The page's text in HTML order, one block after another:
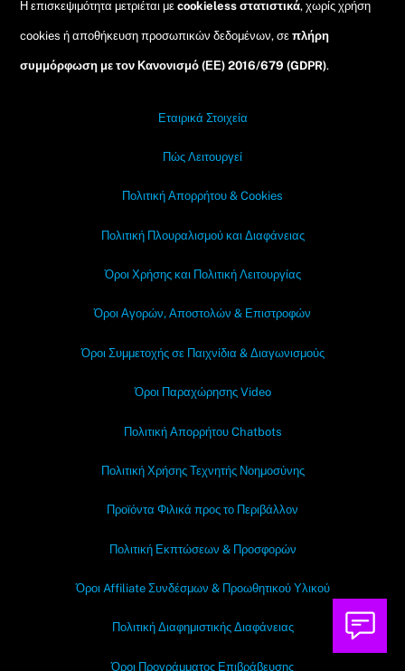
Η επισκεψιμότητα μετριέται μεcookieless στατιστικά, χωρίς χρήση
cookies ή αποθήκευση προσωπικών δεδομένων, σεπλήρη
συμμόρφωση με τον Κανονισμό (ΕΕ) 2016/679 (GDPR).
Εταιρικά Στοιχεία
Πώς Λειτουργεί
Πολιτική Απορρήτου & Cookies
Πολιτική Πλουραλισμού και Διαφάνειας
Όροι Χρήσης και Πολιτική Λειτουργίας
Όροι Αγορών, Αποστολών & Επιστροφών
Όροι Συμμετοχής σε Παιχνίδια & Διαγωνισμούς
Όροι Παραχώρησης Video
Πολιτική Απορρήτου Chatbots
Πολιτική Χρήσης Τεχνητής Νοημοσύνης
Προϊόντα Φιλικά προς το Περιβάλλον
Πολιτική Εκπτώσεων & Προσφορών
Όροι Affiliate Συνδέσμων & Προωθητικού Υλικού
Πολιτική Διαφημιστικής Διαφάνειας
Όροι Προγράμματος Επιβράβευσης